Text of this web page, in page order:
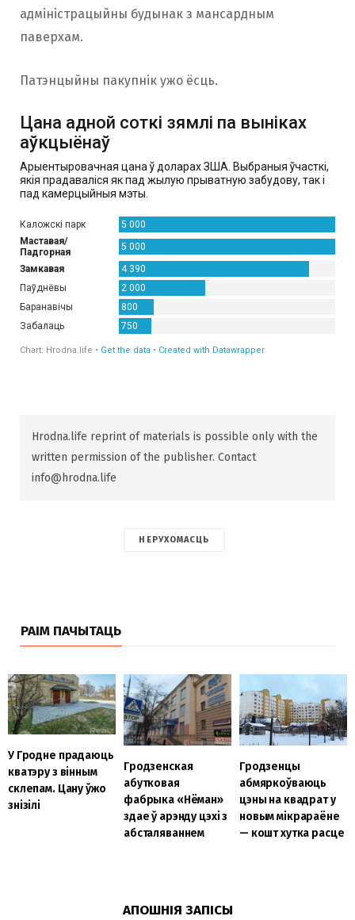
адміністрацыйны будынак з мансардным
паверхам.
Патэнцыйны пакупнік ужо ёсць.
Hrodna.life reprint of materials is possible only with the
written permission of the publisher. Contact
info@hrodna.life
НЕРУХОМАСЦЬ
РАІМ ПАЧЫТАЦЬ
У Гродне прадаюць
кватэру з вінным
склепам. Цану ўжо
знізілі
Гродзенская
абутковая
фабрыка «Нёман»
здае ў арэнду цэхі з
абсталяваннем
Гродзенцы
абмяркоўваюць
цэны на квадрат у
новым мікрараёне
— кошт хутка расце
АПОШНІЯ ЗАПІСЫ